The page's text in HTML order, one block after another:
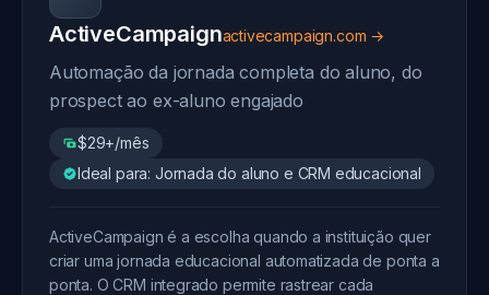
ActiveCampaignactivecampaign.com →
Automação da jornada completa do aluno, do
prospect ao ex-aluno engajado
$29+/mês
Ideal para: Jornada do aluno e CRM educacional
ActiveCampaign é a escolha quando a instituição quer
criar uma jornada educacional automatizada de ponta a
ponta. O CRM integrado permite rastrear cada